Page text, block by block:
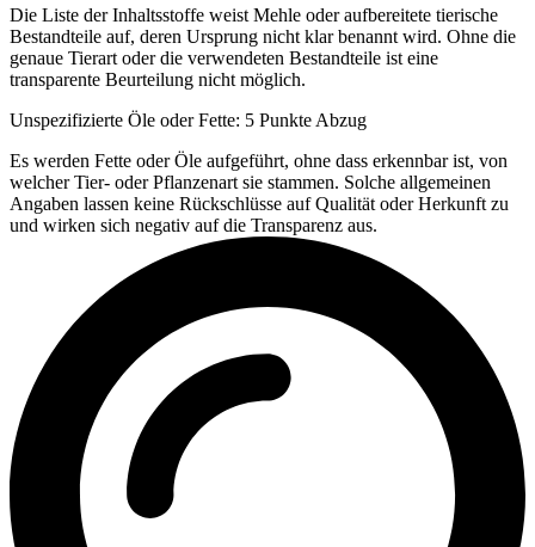
Die Liste der Inhaltsstoffe weist Mehle oder aufbereitete tierische
Bestandteile auf, deren Ursprung nicht klar benannt wird. Ohne die
genaue Tierart oder die verwendeten Bestandteile ist eine
transparente Beurteilung nicht möglich.
Unspezifizierte Öle oder Fette: 5 Punkte Abzug
Es werden Fette oder Öle aufgeführt, ohne dass erkennbar ist, von
welcher Tier- oder Pflanzenart sie stammen. Solche allgemeinen
Angaben lassen keine Rückschlüsse auf Qualität oder Herkunft zu
und wirken sich negativ auf die Transparenz aus.